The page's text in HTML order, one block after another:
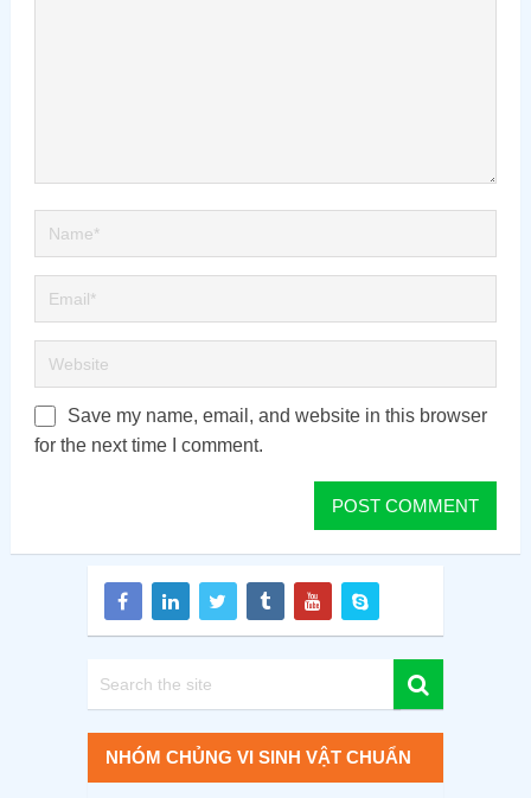
Save my name, email, and website in this browser
for the next time I comment.
NHÓM CHỦNG VI SINH VẬT CHUẨN